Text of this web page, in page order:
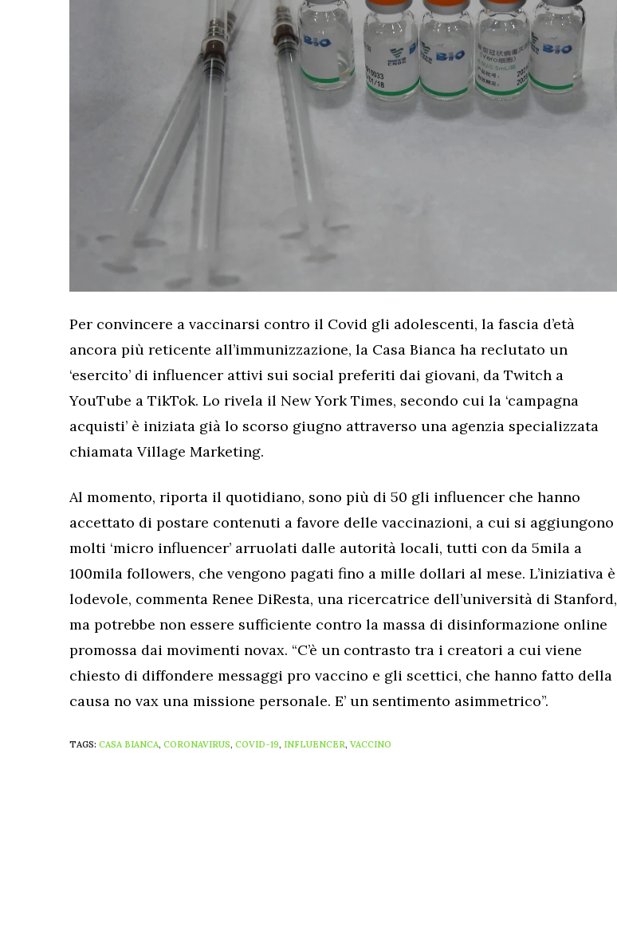
Per convincere a vaccinarsi contro il Covid gli adolescenti, la fascia d’età
ancora più reticente all’immunizzazione, la Casa Bianca ha reclutato un
‘esercito’ di influencer attivi sui social preferiti dai giovani, da Twitch a
YouTube a TikTok. Lo rivela il New York Times, secondo cui la ‘campagna
acquisti’ è iniziata già lo scorso giugno attraverso una agenzia specializzata
chiamata Village Marketing.
Al momento, riporta il quotidiano, sono più di 50 gli influencer che hanno
accettato di postare contenuti a favore delle vaccinazioni, a cui si aggiungono
molti ‘micro influencer’ arruolati dalle autorità locali, tutti con da 5mila a
100mila followers, che vengono pagati fino a mille dollari al mese. L’iniziativa è
lodevole, commenta Renee DiResta, una ricercatrice dell’università di Stanford,
ma potrebbe non essere sufficiente contro la massa di disinformazione online
promossa dai movimenti novax. “C’è un contrasto tra i creatori a cui viene
chiesto di diffondere messaggi pro vaccino e gli scettici, che hanno fatto della
causa no vax una missione personale. E’ un sentimento asimmetrico”.
TAGS: CASA BIANCA, CORONAVIRUS, COVID-19, INFLUENCER, VACCINO